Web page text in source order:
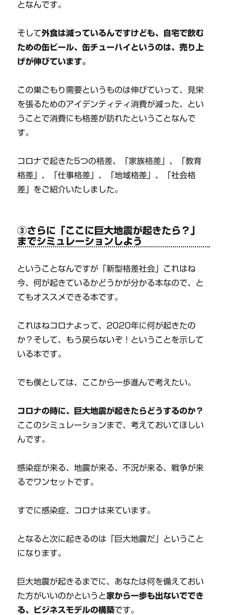
となんです。
そして外食は減っているんですけども、自宅で飲む
ための缶ビール、缶チューハイというのは、売り上
げが伸びています。
この巣ごもり需要というものは伸びていって、見栄
を張るためのアイデンティティ消費が減った、とい
うことで消費にも格差が訪れたということなんで
す。
コロナで起きた5つの格差、「家族格差」、「教育
格差」、「仕事格差」、「地域格差」、「社会格
差」をご紹介いたしました。
③さらに「ここに巨大地震が起きたら？」
までシミュレーションしよう
ということなんですが「新型格差社会」これはね
今、何が起きているかどうかが分かる本なので、と
てもオススメできる本です。
これはねコロナよって、2020年に何が起きたの
か？そして、もう戻らないぞ！ということを示して
いる本です。
でも僕としては、ここから一歩進んで考えたい。
コロナの時に、巨大地震が起きたらどうするのか？
ここのシミュレーションまで、考えておいてほしい
んです。
感染症が来る、地震が来る、不況が来る、戦争が来
るでワンセットです。
すでに感染症、コロナは来ています。
となると次に起きるのは「巨大地震だ」ということ
になります。
巨大地震が起きるまでに、あなたは何を備えておい
た方がいいのかというと家から一歩も出ないででき
る、ビジネスモデルの構築です。